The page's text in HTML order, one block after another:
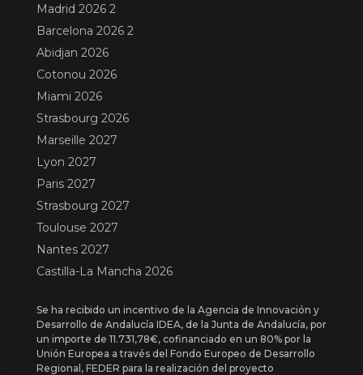
Madrid 2026 2
Barcelona 2026 2
Abidjan 2026
Cotonou 2026
Miami 2026
Strasbourg 2026
Marseille 2027
Lyon 2027
Paris 2027
Strasbourg 2027
Toulouse 2027
Nantes 2027
Castilla-La Mancha 2026
Se ha recibido un incentivo de la Agencia de Innovación y
Desarrollo de Andalucía IDEA, de la Junta de Andalucía, por
un importe de 11.731,78€, cofinanciado en un 80% por la
Unión Europea a través del Fondo Europeo de Desarrollo
Regional, FEDER para la realización del proyecto